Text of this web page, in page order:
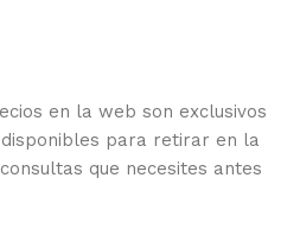
en la web son exclusivos
para retirar en la
que necesites antes